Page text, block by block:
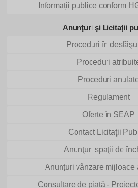
Informații publice conform
Anunţuri şi Licitaţii
Proceduri în
Proceduri
Proceduri anulate
Regulament
Oferte în SEAP
Contact Licitaţii
Anunţuri spaţii de
Anunțuri vânzare mijloace
Consultare de piață -